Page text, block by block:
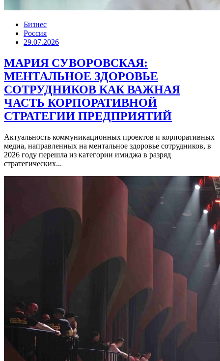
Бизнес
Россия
29.07.2026
МАРИЯ СУВОРОВСКАЯ:
МЕНТАЛЬНОЕ ЗДОРОВЬЕ
СОТРУДНИКОВ КАК ВАЖНАЯ
ЧАСТЬ КОРПОРАТИВНОЙ
СТРАТЕГИИ ПРЕДПРИЯТИЙ
Актуальность коммуникационных проектов и корпоративных
медиа, направленных на ментальное здоровье сотрудников, в
2026 году перешла из категории имиджа в разряд
стратегических...